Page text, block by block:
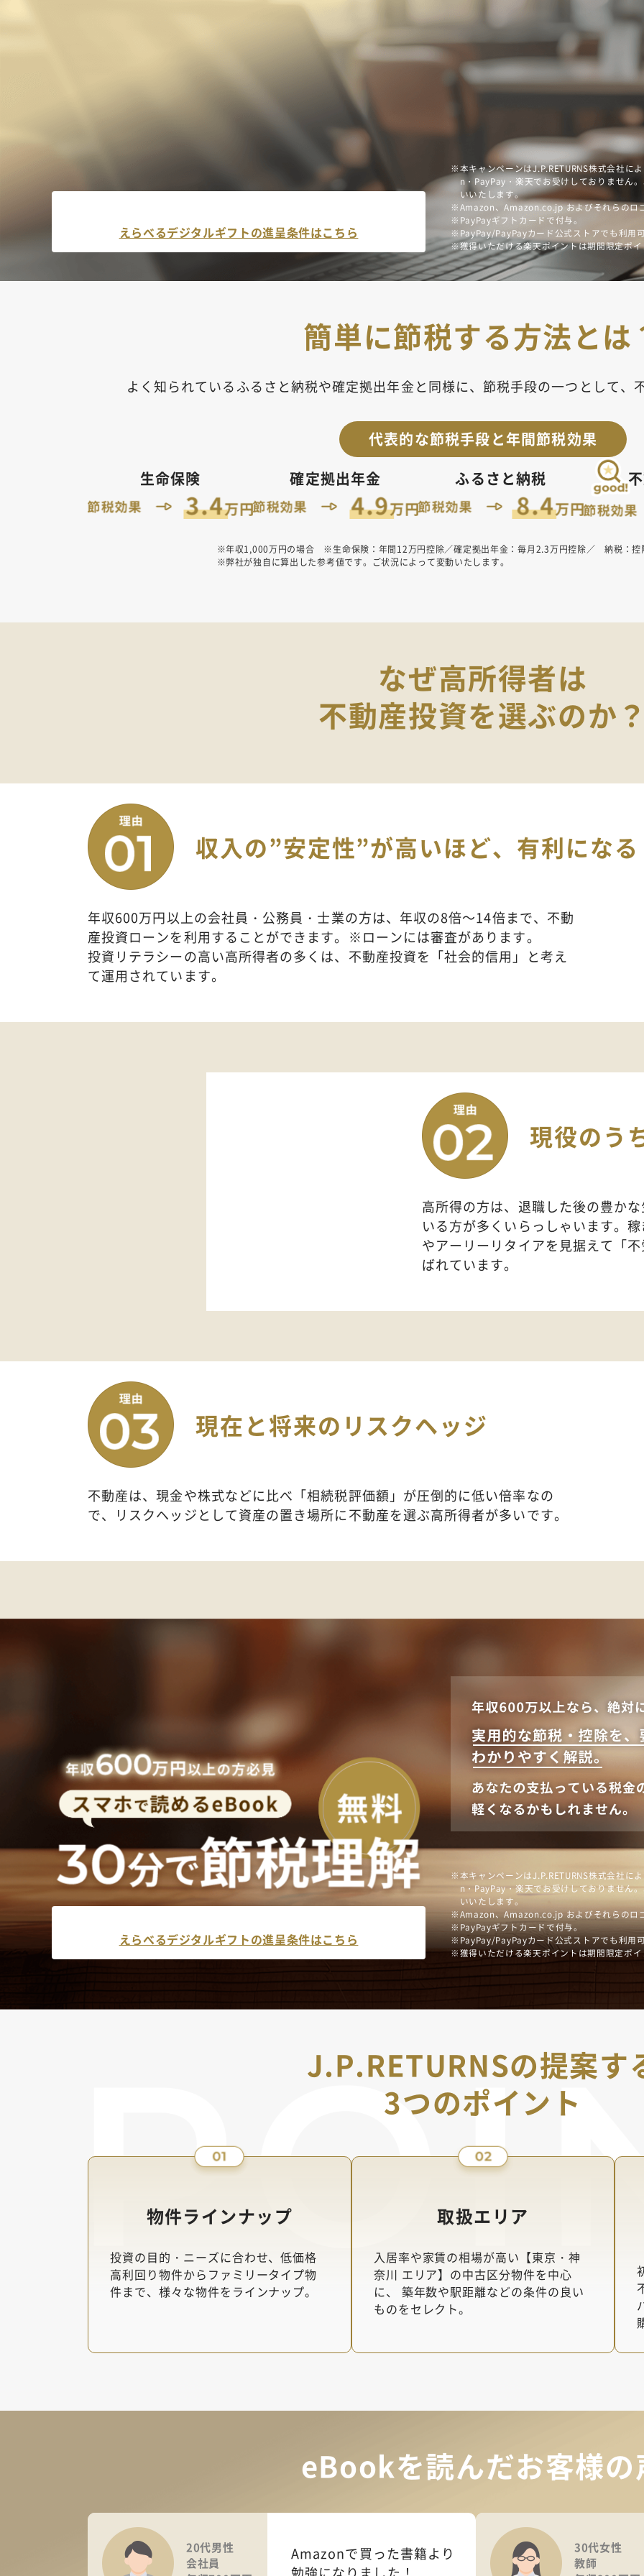
えらべるデジタルギフトの進呈条件はこちら
本キャンペーンはJ.P.RETURNS株式会社に
n・PayPay・楽天でお受けしておりません
いいたします。
Amazon、Amazon.co.jp およびそれらの
PayPayギフトカードで付与。
PayPay/PayPayカード公式ストアでも利用
獲得いただける楽天ポイントは期間限定ポ
簡単に節税する方法とは
よく知られているふるさと納税や確定拠出年金と同様に、 節税手段の一つとして、
代表的な節税手段と年間節税効果
生命保険
確定拠出年金 ふるさと納税
年収1,000万円の場合 ※生命保険：年間12万円控除／確定拠出年金：毎月2.3万円控除／ 納税：控
弊社が独自に算出した参考値です。ご状況によって変動いたします。
なぜ高所得者は
不動産投資を選ぶのか
収入の”安定性”が高いほど、 有利になる
年収600万円以上の会社員・公務員・士業の方は、年収の8倍～14倍まで、不動
産投資ローンを利用することができます。 ※ローンには審査があります。
投資リテラシーの高い高所得者の多くは、不動産投資を「社会的信用」と考え
て運用されています。
現役のう
高所得の方は、退職した後の豊か
いる方が多くいらっしゃいます。
やアーリーリタイアを見据えて「
ばれています。
現在と将来の リスクヘッジ
不動産は、現金や株式などに比べ「相続税評価額」が圧倒的に低い倍率なの
で、リスクヘッジとして資産の置き場所に不動産を選ぶ高所得者が多いです。
えらべるデジタルギフトの進呈条件はこちら
本キャンペーンはJ.P.RETURNS株式会社に
n・PayPay・楽天でお受けしておりません
いいたします。
Amazon、Amazon.co.jp およびそれらの
PayPayギフトカードで付与。
PayPay/PayPayカード公式ストアでも利用
獲得いただける楽天ポイントは期間限定ポ
J.P.RETURNSの提案す
3つのポイント
物件ラインナップ
投資の目的・ニーズに合わせ、低価格
高利回り物件からファミリータイプ物
件まで、様々な物件をラインナップ。
取扱エリア
入居率や家賃の相場が高い【東京・神
奈川 エリア】の中古区分物件を中心
に、 築年数や駅距離などの条件の良い
ものをセレクト。
eBookを読んだお客様の
20代男性
会社員
Amazonで買った書籍より
30代女性
教師